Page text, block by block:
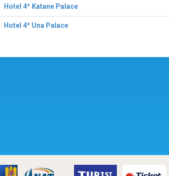
Hotel 4* Katane Palace
Hotel 4* Una Palace